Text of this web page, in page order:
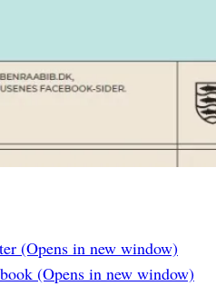
(Opens in new window)
(Opens in new window)